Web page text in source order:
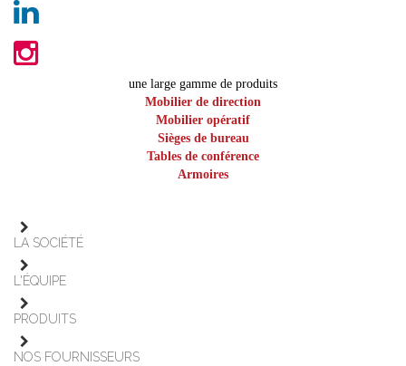
une large gamme de produits
Mobilier de direction
Mobilier opératif
Sièges de bureau
Tables de conférence
Armoires
LA SOCIÉTÉ
L'ÉQUIPE
PRODUITS
NOS FOURNISSEURS